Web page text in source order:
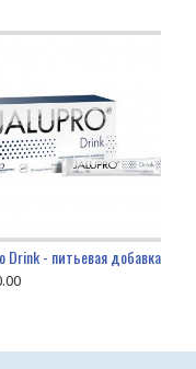
Jalupro Drink - питьевая добавка, 30 х 14 мл